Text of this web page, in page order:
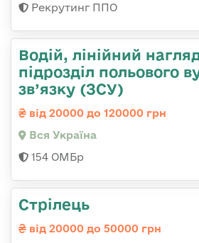
Рекрутинг ППО
Водій, лінійний
підрозділ польового
зв’язку (ЗСУ)
від 20000 до 120000 грн
Вся Україна
154 ОМБр
Стрілець
від 20000 до 50000 грн